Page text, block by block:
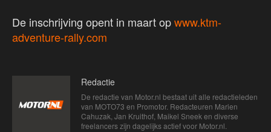
De inschrijving opent in maart opwww.ktm-
adventure-rally.com
Redactie
De redactie van Motor.nl bestaat uit alle redactieleden
van MOTO73 en Promotor. Redacteuren Marien
Cahuzak, Jan Kruithof, Maikel Sneek en diverse
freelancers zijn dagelijks actief voor Motor.nl.